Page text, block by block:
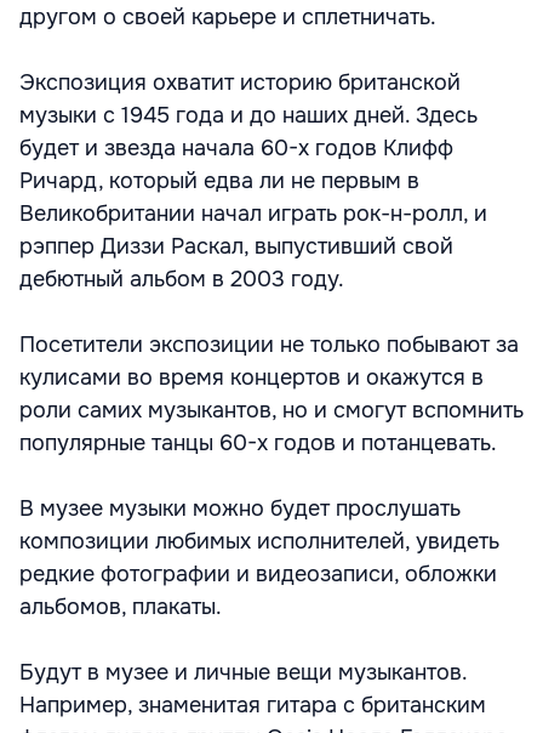
другом о своей карьере и сплетничать.
Экспозиция охватит историю британской
музыки с 1945 года и до наших дней. Здесь
будет и звезда начала 60-х годов Клифф
Ричард, который едва ли не первым в
Великобритании начал играть рок-н-ролл, и
рэппер Диззи Раскал, выпустивший свой
дебютный альбом в 2003 году.
Посетители экспозиции не только побывают за
кулисами во время концертов и окажутся в
роли самих музыкантов, но и смогут вспомнить
популярные танцы 60-х годов и потанцевать.
В музее музыки можно будет прослушать
композиции любимых исполнителей, увидеть
редкие фотографии и видеозаписи, обложки
альбомов, плакаты.
Будут в музее и личные вещи музыкантов.
Например, знаменитая гитара с британским